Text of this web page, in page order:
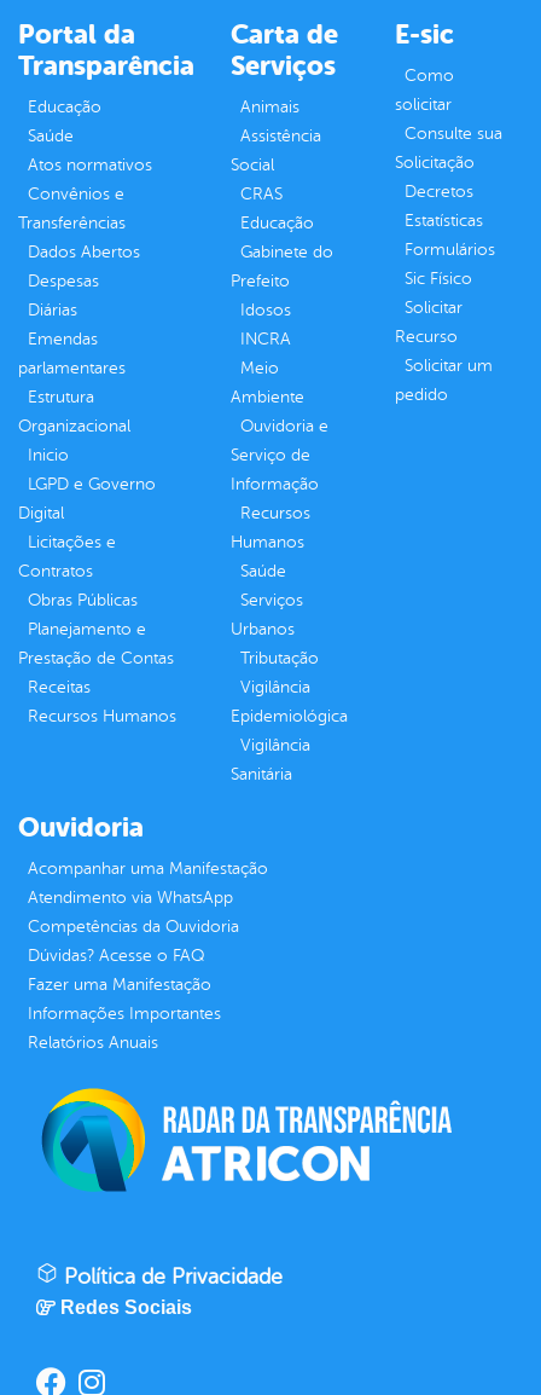
Portal da
Transparência
Educação
Saúde
Atos normativos
Convênios e
Transferências
Dados Abertos
Despesas
Diárias
Emendas
parlamentares
Estrutura
Organizacional
Inicio
LGPD e Governo
Digital
Licitações e
Contratos
Obras Públicas
Planejamento e
Prestação de Contas
Receitas
Recursos Humanos
Carta de
Serviços
Animais
Assistência
Social
CRAS
Educação
Gabinete do
Prefeito
Idosos
INCRA
Meio
Ambiente
Ouvidoria e
Serviço de
Informação
Recursos
Humanos
Saúde
Serviços
Urbanos
Tributação
Vigilância
Epidemiológica
Vigilância
Sanitária
E-sic
Como
solicitar
Consulte sua
Solicitação
Decretos
Estatísticas
Formulários
Sic Físico
Solicitar
Recurso
Solicitar um
pedido
Ouvidoria
Acompanhar uma Manifestação
Atendimento via WhatsApp
Competências da Ouvidoria
Dúvidas? Acesse o FAQ
Fazer uma Manifestação
Informações Importantes
Relatórios Anuais
Política de Privacidade
Redes Sociais